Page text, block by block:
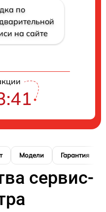
по
на сайте
Модели Гарантия
сервис-